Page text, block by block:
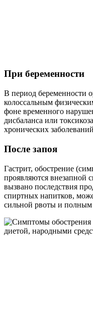
При беременности
В период беременности
колоссальным
фоне временного
дисбаланса или
хронических
После запоя
Гастрит, обострение
проявляются внезапной
вызвано последствия
спиртных напитков,
сильной рвоты и